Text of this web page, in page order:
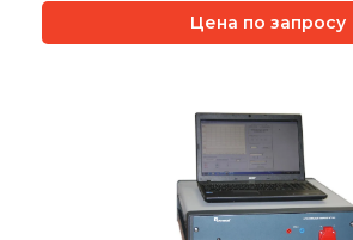
Цена по запросу